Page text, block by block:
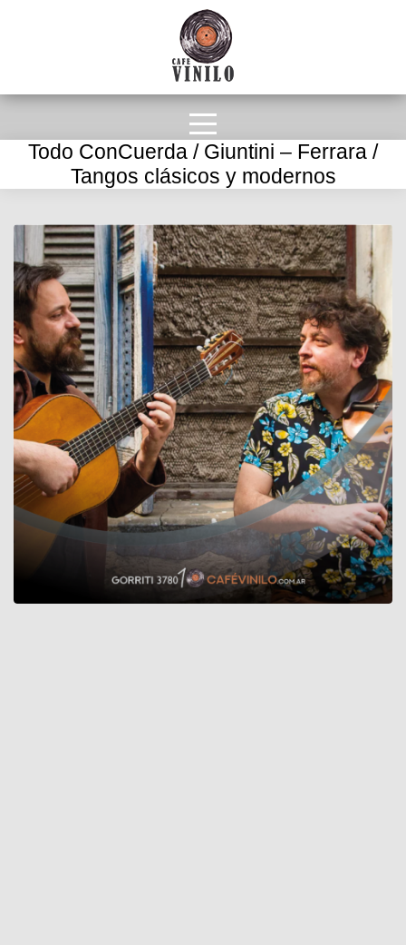
Todo ConCuerda / Giuntini – Ferrara /
Tangos clásicos y modernos